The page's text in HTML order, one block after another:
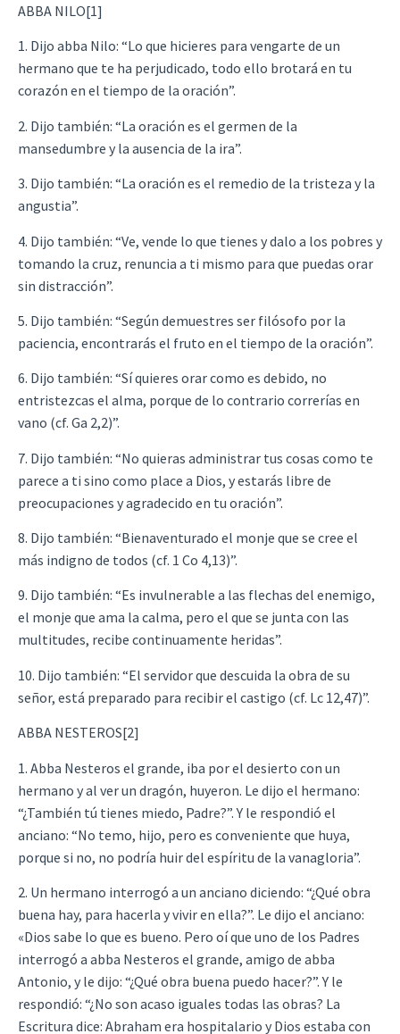
ABBA NILO[1]
1. Dijo abba Nilo: “Lo que hicieres para vengarte de un
hermano que te ha perjudicado, todo ello brotará en tu
corazón en el tiempo de la oración”.
2. Dijo también: “La oración es el germen de la
mansedumbre y la ausencia de la ira”.
3. Dijo también: “La oración es el remedio de la tristeza y la
angustia”.
4. Dijo también: “Ve, vende lo que tienes y dalo a los pobres y
tomando la cruz, renuncia a ti mismo para que puedas orar
sin distracción”.
5. Dijo también: “Según demuestres ser filósofo por la
paciencia, encontrarás el fruto en el tiempo de la oración”.
6. Dijo también: “Sí quieres orar como es debido, no
entristezcas el alma, porque de lo contrario correrías en
vano (cf. Ga 2,2)”.
7. Dijo también: “No quieras administrar tus cosas como te
parece a ti sino como place a Dios, y estarás libre de
preocupaciones y agradecido en tu oración”.
8. Dijo también: “Bienaventurado el monje que se cree el
más indigno de todos (cf. 1 Co 4,13)”.
9. Dijo también: “Es invulnerable a las flechas del enemigo,
el monje que ama la calma, pero el que se junta con las
multitudes, recibe continuamente heridas”.
10. Dijo también: “El servidor que descuida la obra de su
señor, está preparado para recibir el castigo (cf. Lc 12,47)”.
ABBA NESTEROS[2]
1. Abba Nesteros el grande, iba por el desierto con un
hermano y al ver un dragón, huyeron. Le dijo el hermano:
“¿También tú tienes miedo, Padre?”. Y le respondió el
anciano: “No temo, hijo, pero es conveniente que huya,
porque si no, no podría huir del espíritu de la vanagloria”.
2. Un hermano interrogó a un anciano diciendo: “¿Qué obra
buena hay, para hacerla y vivir en ella?”. Le dijo el anciano:
«Dios sabe lo que es bueno. Pero oí que uno de los Padres
interrogó a abba Nesteros el grande, amigo de abba
Antonio, y le dijo: “¿Qué obra buena puedo hacer?”. Y le
respondió: “¿No son acaso iguales todas las obras? La
Escritura dice: Abraham era hospitalario y Dios estaba con